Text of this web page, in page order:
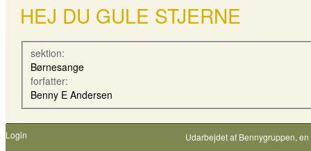
HEJ DU GULE STJERNE
sektion:
Børnesange
forfatter:
Benny E Andersen
Login Udarbejdet af Bennygruppen,